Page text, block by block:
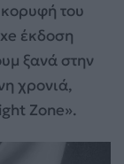
του
έκδοση
ξανά στην
χρονιά,
Zone».